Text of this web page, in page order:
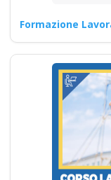
Formazione